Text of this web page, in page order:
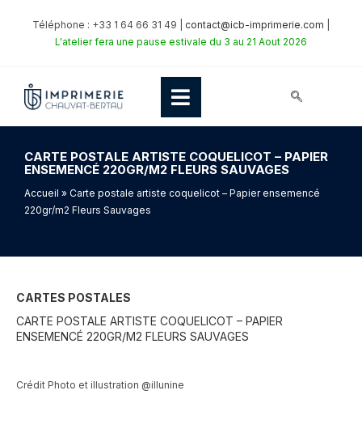
Téléphone : +33 1 64 66 31 49 | contact@icb-imprimerie.com
L'atelier fera une pause estivale du 3 au 21 Aout 2026
CARTE POSTALE ARTISTE COQUELICOT – PAPIER
ENSEMENCÉ 220GR/M2 FLEURS SAUVAGES
Accueil » Carte postale artiste coquelicot – Papier ensemencé
220gr/m2 Fleurs Sauvages
CARTES POSTALES
CARTE POSTALE ARTISTE COQUELICOT – PAPIER
ENSEMENCÉ 220GR/M2 FLEURS SAUVAGES
Crédit Photo et illustration @illunine